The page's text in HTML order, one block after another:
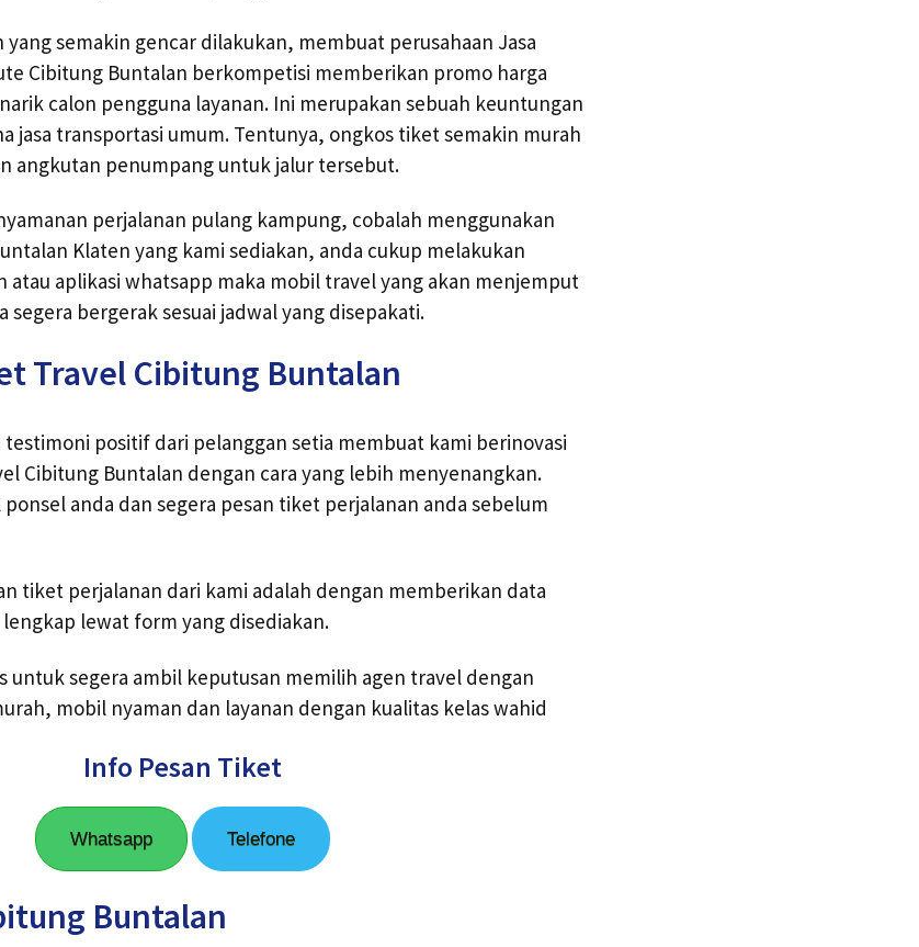
yang semakin gencar dilakukan, membuat perusahaan Jasa
Cibitung Buntalan berkompetisi memberikan promo harga
calon pengguna layanan. Ini merupakan sebuah keuntungan
jasa transportasi umum. Tentunya, ongkos tiket semakin murah
angkutan penumpang untuk jalur tersebut.
perjalanan pulang kampung, cobalah menggunakan
Klaten yang kami sediakan, anda cukup melakukan
aplikasi whatsapp maka mobil travel yang akan menjemput
segera bergerak sesuai jadwal yang disepakati.
Travel Cibitung Buntalan
testimoni positif dari pelanggan setia membuat kami berinovasi
Cibitung Buntalan dengan cara yang lebih menyenangkan.
anda dan segera pesan tiket perjalanan anda sebelum
tiket perjalanan dari kami adalah dengan memberikan data
lewat form yang disediakan.
untuk segera ambil keputusan memilih agen travel dengan
mobil nyaman dan layanan dengan kualitas kelas wahid
Info Pesan Tiket
Whatsapp Telefone
Buntalan